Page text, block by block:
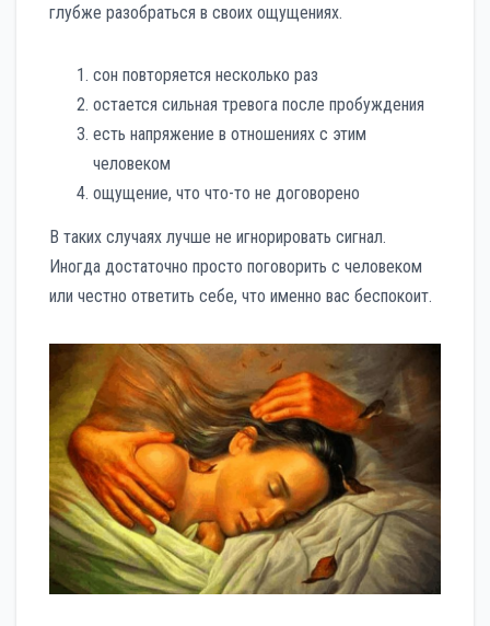
глубже разобраться в своих ощущениях.
сон повторяется несколько раз
остается сильная тревога после пробуждения
есть напряжение в отношениях с этим
человеком
ощущение, что что-то не договорено
В таких случаях лучше не игнорировать сигнал.
Иногда достаточно просто поговорить с человеком
или честно ответить себе, что именно вас беспокоит.